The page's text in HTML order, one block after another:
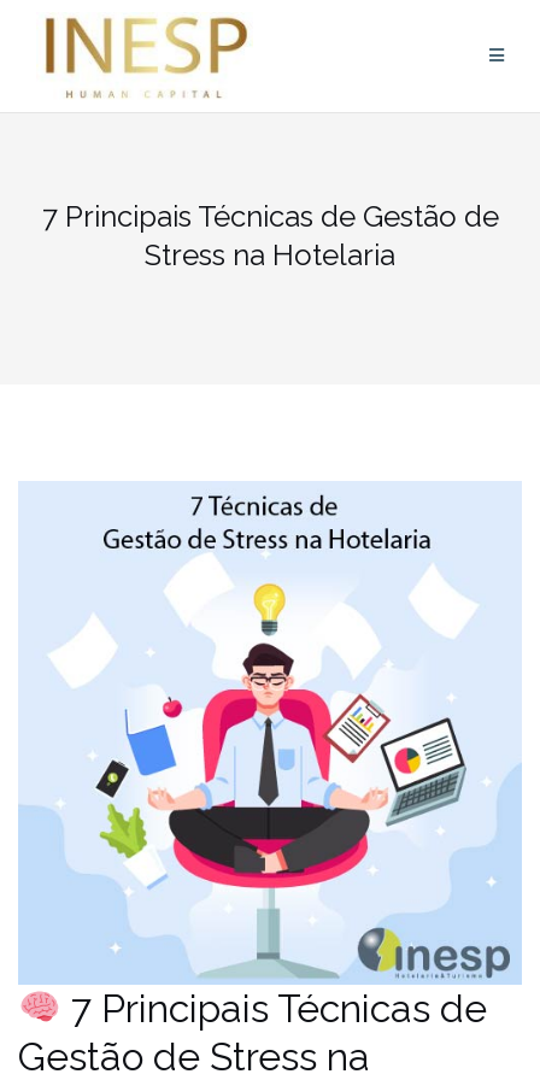
content
7 Principais Técnicas de Gestão de
Stress na Hotelaria
7 Principais Técnicas de
Gestão de Stress na